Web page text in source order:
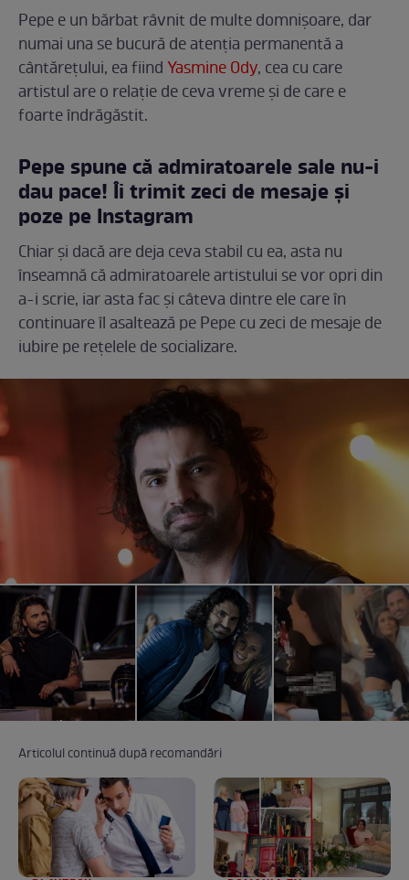
Pepe e un bărbat râvnit de multe domnișoare, dar
numai una se bucură de atenția permanentă a
cântărețului, ea fiind Yasmine Ody, cea cu care
artistul are o relație de ceva vreme și de care e
foarte îndrăgăstit.
Pepe spune că admiratoarele sale nu-i
dau pace! Îi trimit zeci de mesaje și
poze pe Instagram
Chiar și dacă are deja ceva stabil cu ea, asta nu
înseamnă că admiratoarele artistului se vor opri din
a-i scrie, iar asta fac și câteva dintre ele care în
continuare îl asaltează pe Pepe cu zeci de mesaje de
iubire pe rețelele de socializare.
Articolul continuă după recomandări